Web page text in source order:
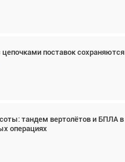
поставок сохраняются
тандем вертолётов и БПЛА в
операциях
года глобальный трафик
недели подряд
– это актив. Подходите к
образом